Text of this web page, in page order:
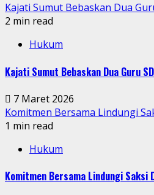
Kajati Sumut Bebaskan Dua
2 min read
Hukum
Kajati Sumut Bebaskan Dua Guru
7 Maret 2026
Komitmen Bersama Lindungi
1 min read
Hukum
Komitmen Bersama Lindungi Saksi